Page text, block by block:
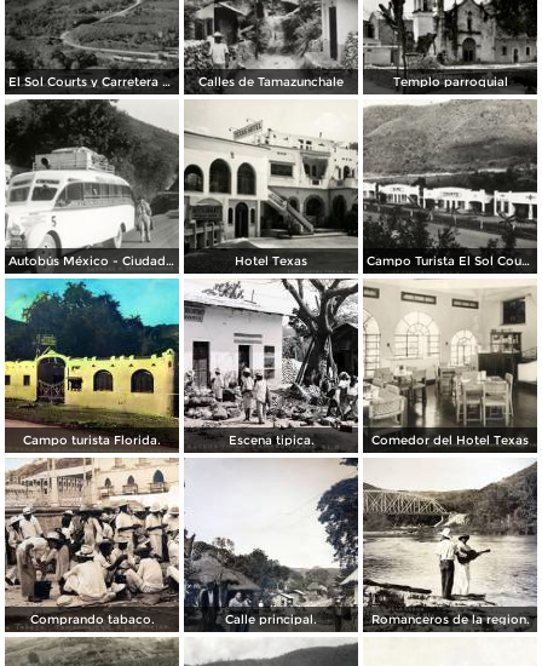
El Sol Courts y Carretera México - Laredo Calles de Tamazunchale Templo parroquial
Autobús México - Ciudad Victoria, en la entrada a Tamazunchale (circa 1935) Hotel Texas Campo Turista El Sol Courts
Campo turista Florida. Escena tipica. Comedor del Hotel Texas
Comprando tabaco. Calle principal. Romanceros de la region.